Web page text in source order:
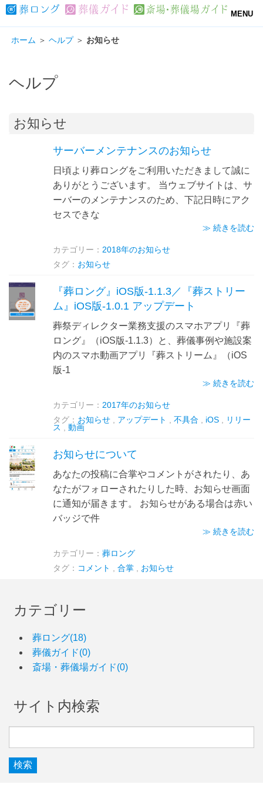
MENU
ホーム ＞ ヘルプ ＞ お知らせ
ヘルプ
お知らせ
サーバーメンテナンスのお知らせ
日頃より葬ロングをご利用いただきまして誠に
ありがとうございます。 当ウェブサイトは、サ
ーバーのメンテナンスのため、下記日時にアク
セスできな
≫ 続きを読む
カテゴリー： 2018年のお知らせ
タグ： お知らせ
『葬ロング』iOS版-1.1.3／『葬ストリー
ム』iOS版-1.0.1 アップデート
葬祭ディレクター業務支援のスマホアプリ『葬
ロング』（iOS版-1.1.3）と、葬儀事例や施設案
内のスマホ動画アプリ『葬ストリーム』（iOS
版-1
≫ 続きを読む
カテゴリー： 2017年のお知らせ
タグ： お知らせ, アップデート 不具合 iOS,
リリー
ス
動画
お知らせについて
あなたの投稿に合掌やコメントがされたり、あ
なたがフォローされたりした時、お知らせ画面
に通知が届きます。 お知らせがある場合は赤い
バッジで件
≫ 続きを読む
カテゴリー： 葬ロング
タグ： コメント 合掌, お知らせ
カテゴリー
葬ロング(18)
葬儀ガイド(0)
斎場・葬儀場ガイド(0)
サイト内検索